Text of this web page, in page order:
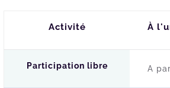
Activité À
Participation libre A